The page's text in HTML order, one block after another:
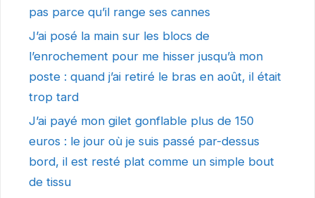
pas parce qu’il range ses cannes
J’ai posé la main sur les blocs de
l’enrochement pour me hisser jusqu’à mon
poste : quand j’ai retiré le bras en août, il était
trop tard
J’ai payé mon gilet gonflable plus de 150
euros : le jour où je suis passé par-dessus
bord, il est resté plat comme un simple bout
de tissu